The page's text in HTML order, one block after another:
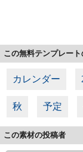
この無料テンプレー
カレンダー
秋 予定
この素材の投稿者